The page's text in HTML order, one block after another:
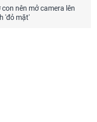
nên mở camera lên
'đỏ mặt'